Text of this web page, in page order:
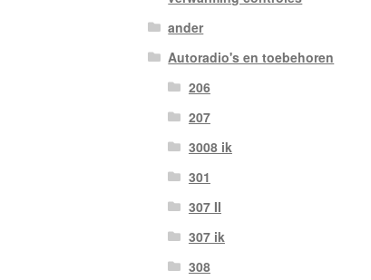
ander
Autoradio's en toebehoren
206
207
3008 ik
301
307 II
307 ik
308